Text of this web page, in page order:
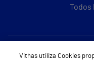
Todos
Vithas utiliza Cookies